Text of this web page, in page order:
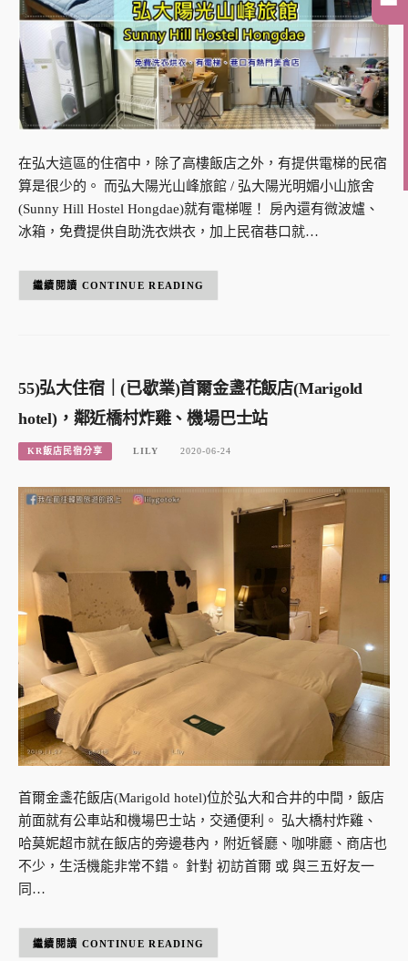
在弘大這區的住宿中，除了高樓飯店之外，有提供電梯的民宿
算是很少的。 而弘大陽光山峰旅館 / 弘大陽光明媚小山旅舍
(Sunny Hill Hostel Hongdae)就有電梯喔！ 房內還有微波爐、
冰箱，免費提供自助洗衣烘衣，加上民宿巷口就…
CONTINUE READING
55)弘大住宿｜(已歇業)首爾金盞花飯店(Marigold
hotel)，鄰近橋村炸雞、機場巴士站
KR飯店民宿分享 LILY 2020-06-24
首爾金盞花飯店(Marigold hotel)位於弘大和合井的中間，飯店
前面就有公車站和機場巴士站，交通便利。 弘大橋村炸雞、
哈莫妮超市就在飯店的旁邊巷內，附近餐廳、咖啡廳、商店也
不少，生活機能非常不錯。 針對 初訪首爾 或 與三五好友一
同…
CONTINUE READING